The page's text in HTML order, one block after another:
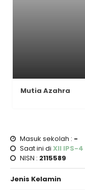
Mutia Azahra
Masuk sekolah : -
Saat ini di XII IPS-4
NISN : 2115589
Jenis Kelamin